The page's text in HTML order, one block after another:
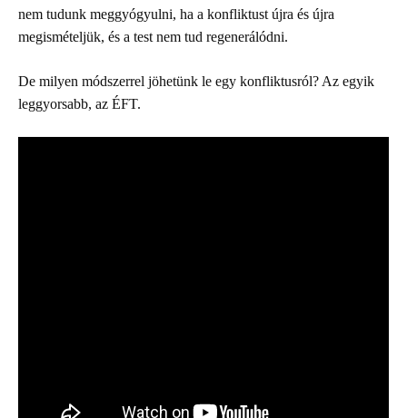
nem tudunk meggyógyulni, ha a konfliktust újra és újra
megismételjük, és a test nem tud regenerálódni.
De milyen módszerrel jöhetünk le egy konfliktusról? Az egyik
leggyorsabb, az ÉFT.